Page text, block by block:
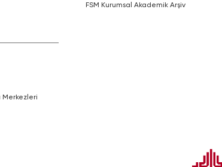
FSM Kurumsal Akademik Arşiv
Merkezleri